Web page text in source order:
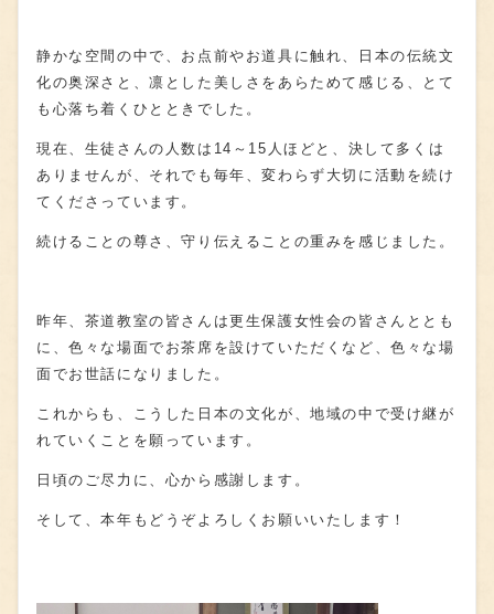
静かな空間の中で、お点前やお道具に触れ、日本の伝統文
化の奥深さと、凛とした美しさをあらためて感じる、とて
も心落ち着くひとときでした。
現在、生徒さんの人数は 14 ～ 15 人ほどと、決して多くは
ありませんが、それでも毎年、変わらず大切に活動を続け
てくださっています。
続けることの尊さ、守り伝えることの重みを感じました。
昨年、茶道教室の皆さんは更生保護女性会の皆さんととも
に、色々な場面でお茶席を設けていただくなど、色々な場
面でお世話になりました。
これからも、こうした日本の文化が、地域の中で受け継が
れていくことを願っています。
日頃のご尽力に、心から感謝します。
そして、本年もどうぞよろしくお願いいたします！